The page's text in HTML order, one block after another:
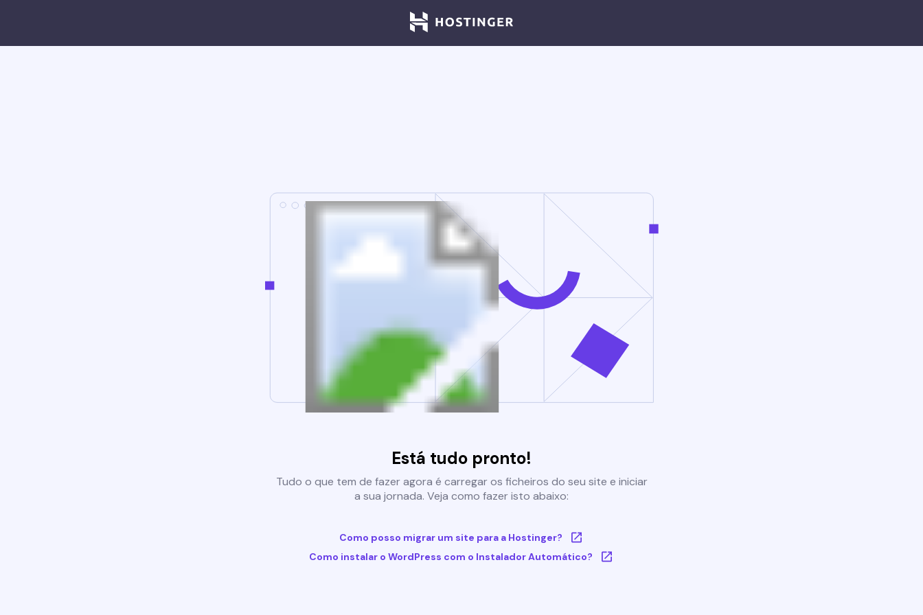
Está tudo pronto!
Tudo o que tem de fazer agora é carregar os ficheiros do seu site e iniciar
a sua jornada. Veja como fazer isto abaixo:
Como posso migrar um site para a Hostinger?
Como instalar o WordPress com o Instalador Automático?